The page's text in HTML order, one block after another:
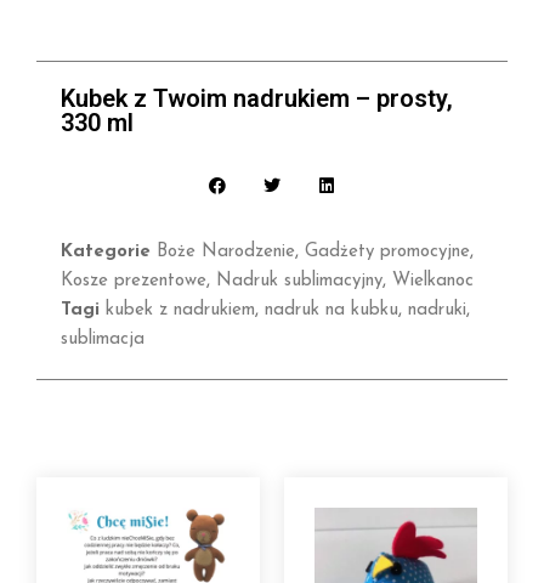
Kubek z Twoim nadrukiem – prosty,
330 ml
Kategorie Boże Narodzenie, Gadżety promocyjne,
Kosze prezentowe, Nadruk sublimacyjny, Wielkanoc
Tagi kubek z nadrukiem, nadruk na kubku, nadruki,
sublimacja